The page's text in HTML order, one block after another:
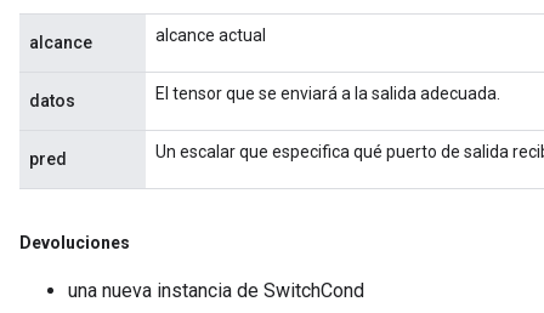
alcance alcance actual
datos El tensor que se enviará a la salida adecuada.
pred Un escalar que especifica qué puerto de salida
Devoluciones
una nueva instancia de SwitchCond